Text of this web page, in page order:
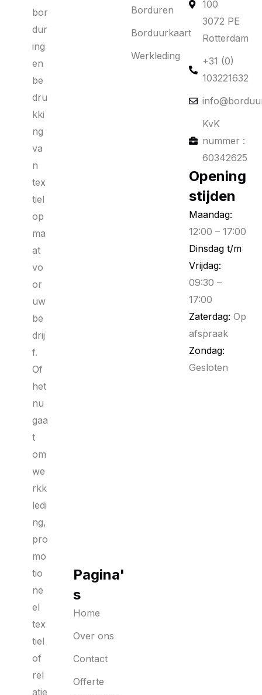
bor
dur
ing
en
be
dru
kki
ng
va
n
tex
tiel
op
ma
at
vo
or
uw
be
drij
f.
Of
het
nu
gaa
t
om
we
rkk
ledi
ng,
pro
mo
tio
ne
el
tex
tiel
of
rel
atie
Pagina'
s
Home
Over ons
Contact
Offerte
Borduren
Borduurkaart
Werkleding
100
3072 PE
Rotterdam
+31 (0)
103221632
KvK
nummer :
60342625
Opening
stijden
Maandag:
12:00 – 17:00
Dinsdag t/m
Vrijdag:
09:30 –
17:00
Zaterdag: Op
afspraak
Zondag:
Gesloten